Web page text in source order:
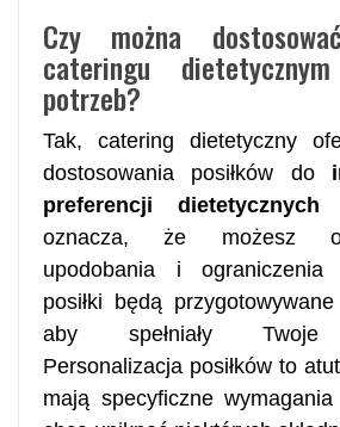
Czy można
cateringu
potrzeb?
Tak, catering dietetyczny
dostosowania posiłków do
preferencji
oznacza, że możesz
upodobania i ograniczenia
posiłki będą
aby spełniały Twoje
Personalizacja posiłków to
mają specyficzne